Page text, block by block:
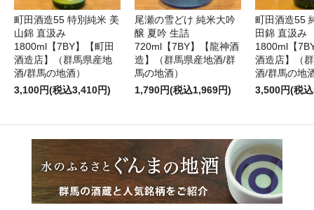
町田酒造55 特別純米 美
山錦 直汲み
1800ml【7BY】【町田
酒造店】（群馬県産地
酒/群馬の地酒）
3,100円(税込3,410円)
尾瀬の雪どけ 純米大吟
醸 夏吟 生詰
720ml【7BY】【龍神酒
造】（群馬県産地酒/群
馬の地酒）
1,790円(税込1,969円)
町田酒造55
田錦 直汲み
1800ml【
酒造店】（
酒/群馬の地
3,500円(税